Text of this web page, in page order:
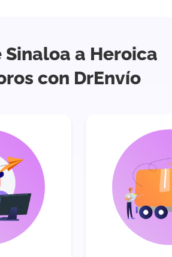
Sinaloa a Heroica
con DrEnvío